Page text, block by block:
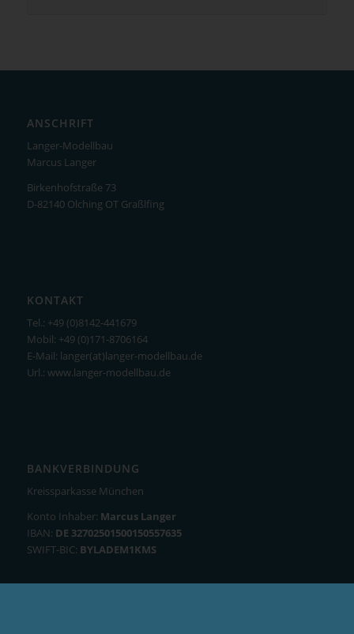
ANSCHRIFT
Langer-Modellbau
Marcus Langer
Birkenhofstraße 73
D-82140 Olching OT Graßlfing
KONTAKT
Tel.: +49 (0)8142-441679
Mobil: +49 (0)171-8706164
E-Mail: langer(at)langer-modellbau.de
Url.: www.langer-modellbau.de
BANKVERBINDUNG
Kreissparkasse München
Konto Inhaber: Marcus Langer
IBAN: DE 32702501500150557635
SWIFT-BIC: BYLADEM1KMS